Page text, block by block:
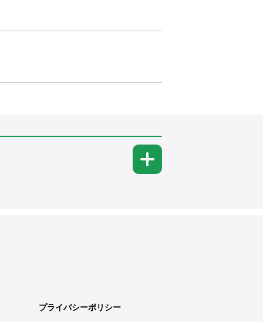
プライバシーポリシー